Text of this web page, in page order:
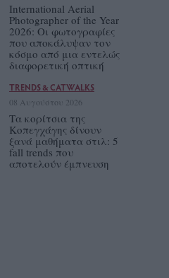
International Aerial
Photographer of the Year
2026: Οι φωτογραφίες
που αποκάλυψαν τον
κόσμο από μια εντελώς
διαφορετική οπτική
TRENDS & CATWALKS
08 Αυγούστου 2026
Τα κορίτσια της
Κοπεγχάγης δίνουν
ξανά μαθήματα στιλ: 5
fall trends που
αποτελούν έμπνευση